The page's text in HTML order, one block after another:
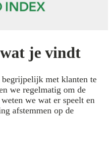
je vindt
met klanten te
we regelmatig om de
we wat er speelt en
afstemmen op de